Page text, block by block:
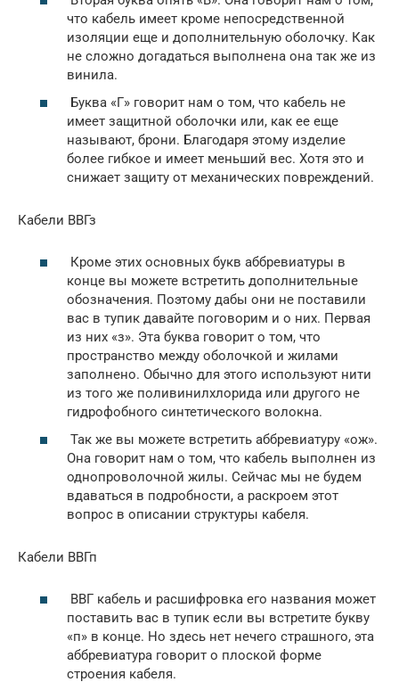
что кабель имеет кроме непосредственной
изоляции еще и дополнительную оболочку. Как
не сложно догадаться выполнена она так же из
винила.
Буква «Г» говорит нам о том, что кабель не
имеет защитной оболочки или, как ее еще
называют, брони. Благодаря этому изделие
более гибкое и имеет меньший вес. Хотя это и
снижает защиту от механических повреждений.
Кабели ВВГз
Кроме этих основных букв аббревиатуры в
конце вы можете встретить дополнительные
обозначения. Поэтому дабы они не поставили
вас в тупик давайте поговорим и о них. Первая
из них «з». Эта буква говорит о том, что
пространство между оболочкой и жилами
заполнено. Обычно для этого используют нити
из того же поливинилхлорида или другого не
гидрофобного синтетического волокна.
Так же вы можете встретить аббревиатуру «ож».
Она говорит нам о том, что кабель выполнен из
однопроволочной жилы. Сейчас мы не будем
вдаваться в подробности, а раскроем этот
вопрос в описании структуры кабеля.
Кабели ВВГп
ВВГ кабель и расшифровка его названия может
поставить вас в тупик если вы встретите букву
«п» в конце. Но здесь нет нечего страшного, эта
аббревиатура говорит о плоской форме
строения кабеля.